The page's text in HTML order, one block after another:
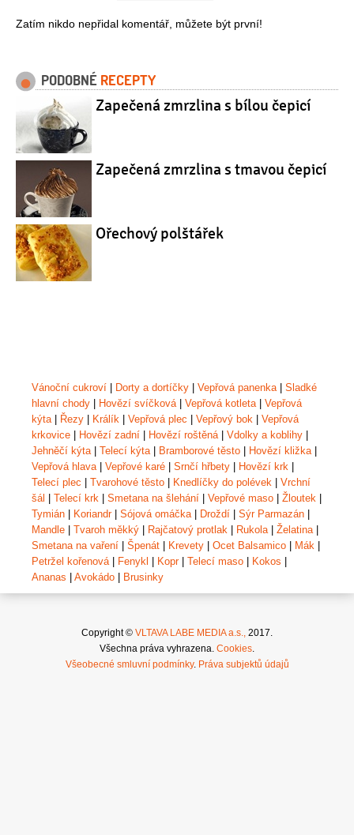
Zatím nikdo nepřidal komentář, můžete být první!
PODOBNÉ RECEPTY
Zapečená zmrzlina s bílou čepicí
Zapečená zmrzlina s tmavou čepicí
Ořechový polštářek
Vánoční cukroví Dorty a dortíčky Vepřová panenka| Sladké
hlavní chody
Hovězí svíčková| Vepřová kotleta| Vepřová
kýta| Řezy Králík Vepřová plec Vepřový bok
Vepřová
krkovice
Hovězí zadní Hovězí roštěná| Vdolky a koblihy
Jehněčí kýta| Telecí kýta| Bramborové těsto Hovězí kližka|
Vepřová hlava| Vepřové karé Srnčí hřbety Hovězí krk
Telecí plec
Tvarohové těsto Knedlíčky do polévek
Vrchní
šál
Telecí krk Smetana na šlehání Vepřové maso Žloutek
Tymián
Koriandr| Sójová omáčka| Droždí Sýr Parmazán
Mandle
Tvaroh měkký Rajčatový protlak Rukola| Želatina|
Smetana na vaření
Špenát Krevety Ocet Balsamico Mák
Petržel kořenová| Fenykl Kopr| Telecí maso Kokos
Ananas
Avokádo Brusinky
Copyright © VLTAVA LABE MEDIA a.s., 2017.
Všechna práva vyhrazena. Cookies.
Všeobecné smluvní podmínky. Práva subjektů údajů